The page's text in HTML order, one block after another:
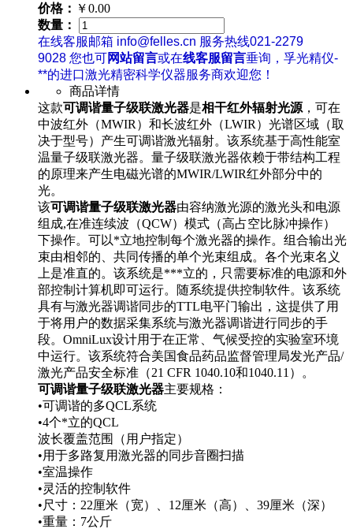
价格： ￥0.00
数量：
在线客服邮箱 info@felles.cn 服务热线021-2279
9028 您也可网站留言或在线客服留言垂询，孚光精仪-
**的进口激光精密科学仪器服务商欢迎您！
商品详情
这款可调谐量子级联激光器是相干红外辐射光源 ，可在
中波红外（MWIR）和长波红外（LWIR）光谱区域（取
决于型号）产生可调谐激光辐射。该系统基于高性能室
温量子级联激光器。量子级联激光器依赖于带结构工程
的原理来产生电磁光谱的MWIR/LWIR红外部分中的
光。
该可调谐量子级联激光器由容纳激光源的激光头和电源
组成,在准连续波（QCW）模式（高占空比脉冲操作）
下操作。可以*立地控制每个激光器的操作。组合输出光
束由相邻的、共同传播的单个光束组成。各个光束名义
上是准直的。该系统是***立的，只需要标准的电源和外
部控制计算机即可运行。随系统提供控制软件。该系统
具有与激光器调谐同步的TTL电平门输出，这提供了用
于将用户的数据采集系统与激光器调谐进行同步的手
段。OmniLux设计用于在正常、气候受控的实验室环境
中运行。该系统符合美国食品药品监督管理局发光产品/
激光产品安全标准（21 CFR 1040.10和1040.11）。
可调谐量子级联激光器主要规格：
•可调谐的多QCL系统
•4个*立的QCL
波长覆盖范围（用户指定）
•用于多路复用激光器的同步音圈扫描
•室温操作
•灵活的控制软件
•尺寸：22厘米（宽）、12厘米（高）、39厘米（深）
•重量：7公斤